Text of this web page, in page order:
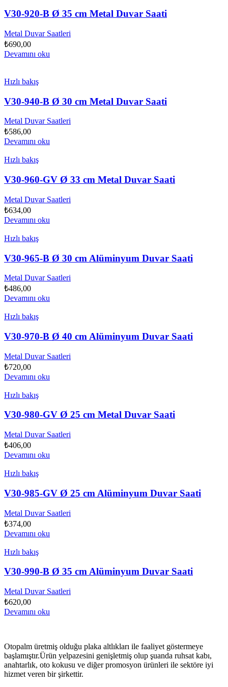
V30-920-B Ø 35 cm Metal Duvar Saati
Metal Duvar Saatleri
₺690,00
Devamını oku
Hızlı bakış
V30-940-B Ø 30 cm Metal Duvar Saati
Metal Duvar Saatleri
₺586,00
Devamını oku
Hızlı bakış
V30-960-GV Ø 33 cm Metal Duvar Saati
Metal Duvar Saatleri
₺634,00
Devamını oku
Hızlı bakış
V30-965-B Ø 30 cm Alüminyum Duvar Saati
Metal Duvar Saatleri
₺486,00
Devamını oku
Hızlı bakış
V30-970-B Ø 40 cm Alüminyum Duvar Saati
Metal Duvar Saatleri
₺720,00
Devamını oku
Hızlı bakış
V30-980-GV Ø 25 cm Metal Duvar Saati
Metal Duvar Saatleri
₺406,00
Devamını oku
Hızlı bakış
V30-985-GV Ø 25 cm Alüminyum Duvar Saati
Metal Duvar Saatleri
₺374,00
Devamını oku
Hızlı bakış
V30-990-B Ø 35 cm Alüminyum Duvar Saati
Metal Duvar Saatleri
₺620,00
Devamını oku
Otopalm üretmiş olduğu plaka altlıkları ile faaliyet göstermeye
başlamıştır.Ürün yelpazesini genişletmiş olup şuanda ruhsat kabı,
anahtarlık, oto kokusu ve diğer promosyon ürünleri ile sektöre iyi
hizmet veren bir şirkettir.